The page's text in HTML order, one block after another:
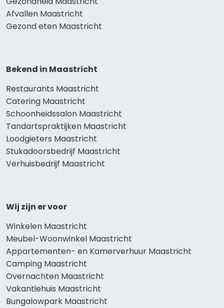
Afvallen Maastricht
Gezond eten Maastricht
Bekend in Maastricht
Restaurants Maastricht
Catering Maastricht
Schoonheidssalon Maastricht
Tandartspraktijken Maastricht
Loodgieters Maastricht
Stukadoorsbedrijf Maastricht
Verhuisbedrijf Maastricht
Wij zijn er voor
Winkelen Maastricht
Meubel-Woonwinkel Maastricht
Appartementen- en Kamerverhuur Maastricht
Camping Maastricht
Overnachten Maastricht
Vakantiehuis Maastricht
Bungalowpark Maastricht